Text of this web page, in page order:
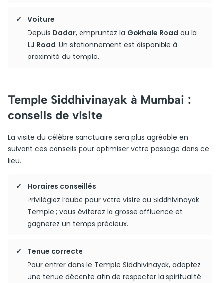
Voiture
Depuis Dadar, empruntez la Gokhale Road ou la
LJ Road. Un stationnement est disponible à
proximité du temple.
Temple Siddhivinayak à Mumbai :
conseils de visite
La visite du célèbre sanctuaire sera plus agréable en
suivant ces conseils pour optimiser votre passage dans ce
lieu.
Horaires conseillés
Privilégiez l’aube pour votre visite au Siddhivinayak
Temple ; vous éviterez la grosse affluence et
gagnerez un temps précieux.
Tenue correcte
Pour entrer dans le Temple Siddhivinayak, adoptez
une tenue décente afin de respecter la spiritualité